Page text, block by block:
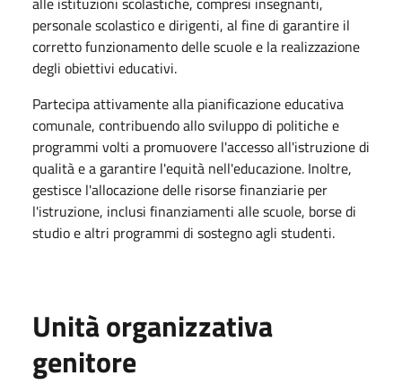
personale scolastico e dirigenti, al fine di garantire il
corretto funzionamento delle scuole e la realizzazione
degli obiettivi educativi.
Partecipa attivamente alla pianificazione educativa
comunale, contribuendo allo sviluppo di politiche e
programmi volti a promuovere l'accesso all'istruzione di
qualità e a garantire l'equità nell'educazione. Inoltre,
gestisce l'allocazione delle risorse finanziarie per
l'istruzione, inclusi finanziamenti alle scuole, borse di
studio e altri programmi di sostegno agli studenti.
Unità organizzativa
genitore